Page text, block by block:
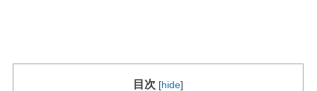
目次 [hide]